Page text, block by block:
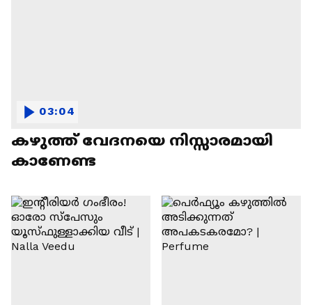
കഴുത്ത് വേദനയെ നിസ്സാരമായി
കാണേണ്ട
03:04